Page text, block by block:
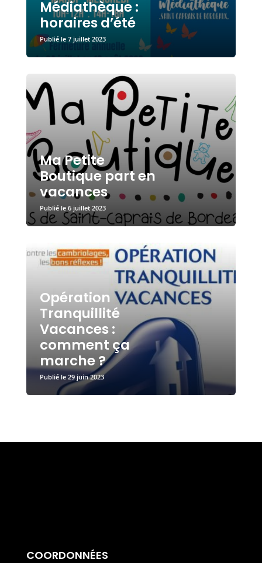
Médiathèque :
horaires d’été
7 juillet 2023
Ma Petite
Boutique part en
vacances
6 juillet 2023
Opération
Tranquillité
Vacances :
comment ça
marche ?
29 juin 2023
COORDONNÉES